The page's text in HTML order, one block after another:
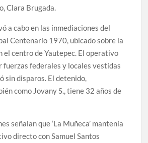
Clara Brugada.
a cabo en las inmediaciones del
Centenario 1970, ubicado sobre la
el centro de Yautepec. El operativo
fuerzas federales y locales vestidas
sin disparos. El detenido,
como Jovany S., tiene 32 años de
señalan que ‘La Muñeca’ mantenía
directo con Samuel Santos